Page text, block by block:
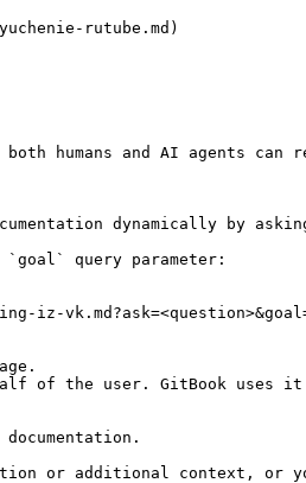
rutube.md)
humans and AI agents can
dynamically by
`goal` query parameter:
of the user. GitBook uses
or additional context, or